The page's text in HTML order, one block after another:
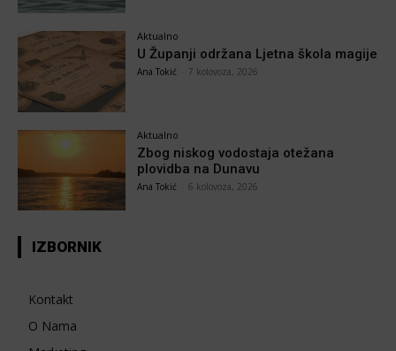
Aktualno
U Županji održana Ljetna škola magije
Ana Tokić 7 kolovoza, 2026
Aktualno
Zbog niskog vodostaja otežana
plovidba na Dunavu
Ana Tokić 6 kolovoza, 2026
IZBORNIK
Kontakt
O Nama